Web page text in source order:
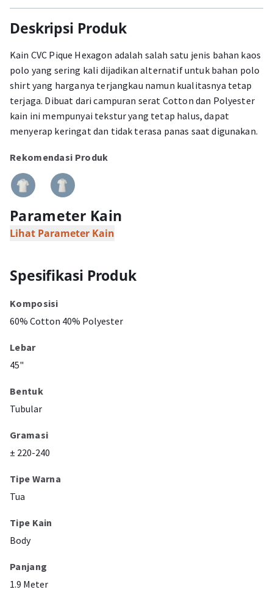
Deskripsi Produk
Kain CVC Pique Hexagon adalah salah satu jenis bahan kaos
polo yang sering kali dijadikan alternatif untuk bahan polo
shirt yang harganya terjangkau namun kualitasnya tetap
terjaga. Dibuat dari campuran serat Cotton dan Polyester
kain ini mempunyai tekstur yang tetap halus, dapat
menyerap keringat dan tidak terasa panas saat digunakan.
Rekomendasi Produk
Parameter Kain
Lihat Parameter Kain
Spesifikasi Produk
Komposisi
60% Cotton 40% Polyester
Lebar
45"
Bentuk
Tubular
Gramasi
± 220-240
Tipe Warna
Tua
Tipe Kain
Body
Panjang
1.9 Meter